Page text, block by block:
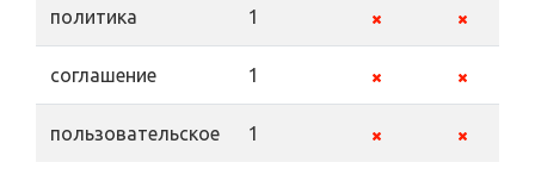
политика 1
соглашение 1
пользовательское 1